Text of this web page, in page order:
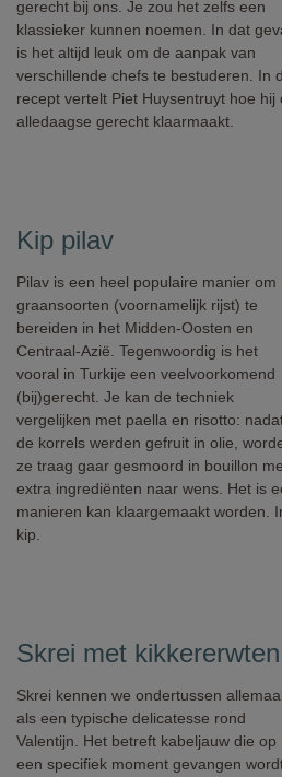
gerecht bij ons. Je zou het zelfs een
klassieker kunnen noemen. In dat
is het altijd leuk om de aanpak van
verschillende chefs te bestuderen. In
recept vertelt Piet Huysentruyt hoe hij
alledaagse gerecht klaarmaakt.
Kip pilav
Pilav is een heel populaire manier om
graansoorten (voornamelijk rijst) te
bereiden in het Midden-Oosten en
Centraal-Azië. Tegenwoordig is het
vooral in Turkije een veelvoorkomend
(bij)gerecht. Je kan de techniek
vergelijken met paella en risotto:
de korrels werden gefruit in olie,
ze traag gaar gesmoord in bouillon
extra ingrediënten naar wens. Het is
manieren kan klaargemaakt worden.
kip.
Skrei met
Skrei kennen we ondertussen allemaal
als een typische delicatesse rond
Valentijn. Het betreft kabeljauw die op
een specifiek moment gevangen